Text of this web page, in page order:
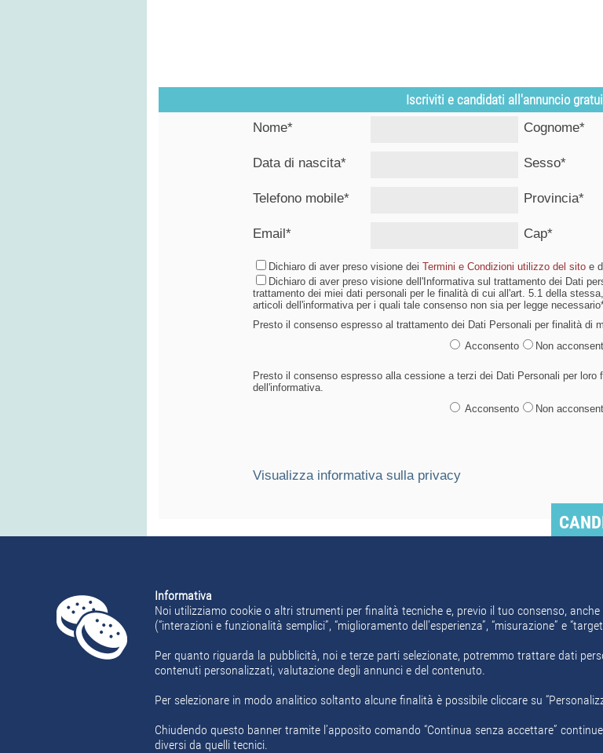
Iscriviti e candidati all'annuncio
Nome* Cognome*
Data di nascita* Sesso*
Telefono mobile* Provincia*
Email* Cap*
Dichiaro di aver preso visione dei Termini e Condizioni utilizzo del sito e
Dichiaro di aver preso visione dell'Informativa sul trattamento dei Dati
trattamento dei miei dati personali per le finalità di cui all'art. 5.1 della
articoli dell'informativa per i quali tale consenso non sia per legge
Presto il consenso espresso al trattamento dei Dati Personali per finalità di
Acconsento
Non
Presto il consenso espresso alla cessione a terzi dei Dati Personali per
dell'informativa.
Acconsento
Non
Visualizza informativa sulla privacy
Home Offerte Lavoro Area Candidati Area Aziende Chi Siamo Contatti Policy
Informativa
Noi utilizziamo cookie o altri strumenti per finalità tecniche e, previo il tuo consenso,
(“interazioni e funzionalità semplici”, “miglioramento dell'esperienza”, “misurazione” e
Per quanto riguarda la pubblicità, noi e terze parti selezionate, potremmo trattare dati
contenuti personalizzati, valutazione degli annunci e del contenuto.
Per selezionare in modo analitico soltanto alcune finalità è possibile cliccare su
Chiudendo questo banner tramite l’apposito comando “Continua senza accettare”
diversi da quelli tecnici.